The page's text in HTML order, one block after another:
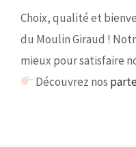
Choix, qualité et
du Moulin Giraud !
mieux pour satisfaire
Découvrez nos